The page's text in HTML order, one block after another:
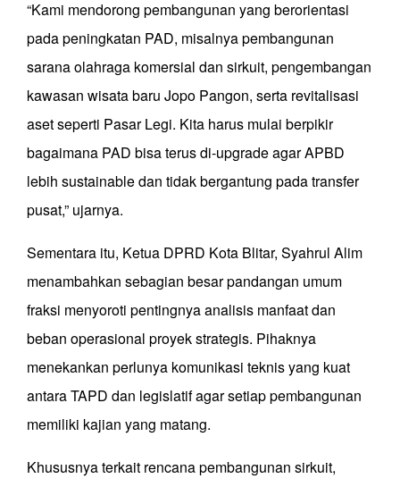
“Kami mendorong pembangunan yang berorientasi
pada peningkatan PAD, misalnya pembangunan
sarana olahraga komersial dan sirkuit, pengembangan
kawasan wisata baru Jopo Pangon, serta revitalisasi
aset seperti Pasar Legi. Kita harus mulai berpikir
bagaimana PAD bisa terus di-upgrade agar APBD
lebih sustainable dan tidak bergantung pada transfer
pusat,” ujarnya.
Sementara itu, Ketua DPRD Kota Blitar, Syahrul Alim
menambahkan sebagian besar pandangan umum
fraksi menyoroti pentingnya analisis manfaat dan
beban operasional proyek strategis. Pihaknya
menekankan perlunya komunikasi teknis yang kuat
antara TAPD dan legislatif agar setiap pembangunan
memiliki kajian yang matang.
Khususnya terkait rencana pembangunan sirkuit,